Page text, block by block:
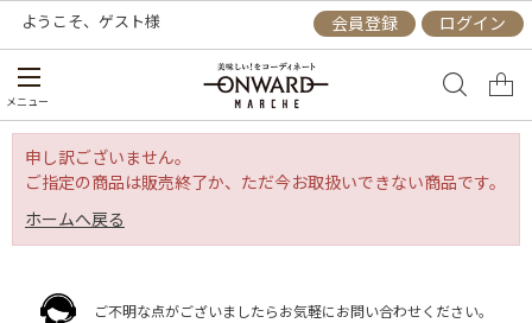
ようこそ、 ゲスト様 会員登録 ログイン
メニュー
申し訳ございません。
ご指定の商品は販売終了か、ただ今お取扱いできない商品です。
ホームへ戻る
ご不明な点がございましたらお気軽にお問い合わせください。